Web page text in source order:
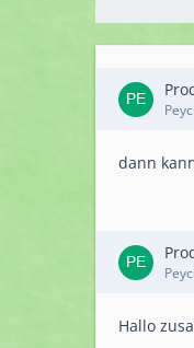
Peyci
dann
Peyci
Hallo